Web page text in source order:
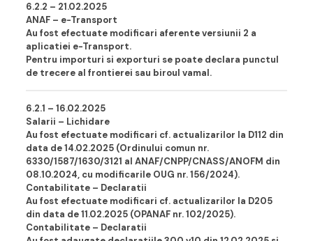
6.2.2 – 21.02.2025
ANAF – e-Transport
Au fost efectuate modificari aferente versiunii 2 a
aplicatiei e-Transport.
Pentru importuri si exporturi se poate declara punctul
de trecere al frontierei sau biroul vamal.
6.2.1 – 16.02.2025
Salarii – Lichidare
Au fost efectuate modificari cf. actualizarilor la D112 din
data de 14.02.2025 (Ordinului comun nr.
6330/1587/1630/3121 al ANAF/CNPP/CNASS/ANOFM din
08.10.2024, cu modificarile OUG nr. 156/2024).
Contabilitate – Declaratii
Au fost efectuate modificari cf. actualizarilor la D205
din data de 11.02.2025 (OPANAF nr. 102/2025).
Contabilitate – Declaratii